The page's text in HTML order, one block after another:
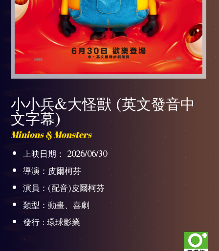
小小兵&大怪獸 (英文發音中
文字幕)
Minions & Monsters
上映日期： 2026/06/30
導演：皮爾柯芬
演員：(配音)皮爾柯芬
類型：動畫、喜劇
發行 : 環球影業